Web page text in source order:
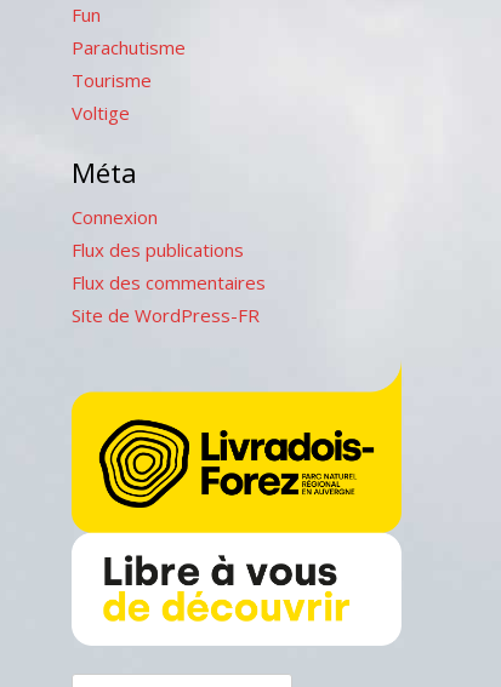
Fun
Parachutisme
Tourisme
Voltige
Méta
Connexion
Flux des publications
Flux des commentaires
Site de WordPress-FR